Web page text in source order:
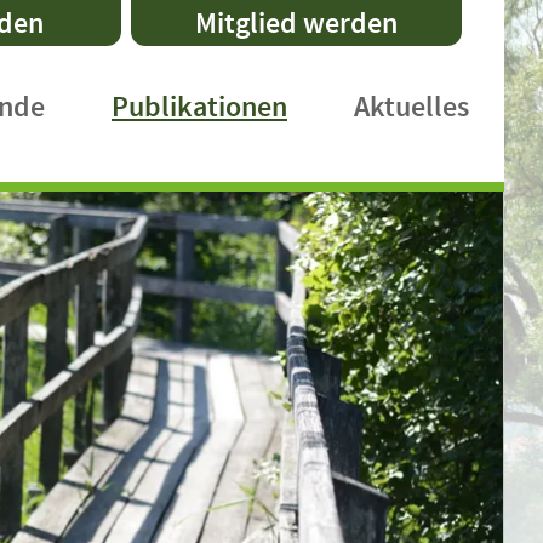
Mitglied werden
Publikationen
DVL-Schriftenreihe
Fachpublikationen
Faltblätter
Praxishefte
International Publications
DVL-Rundbrief
Aktuelles